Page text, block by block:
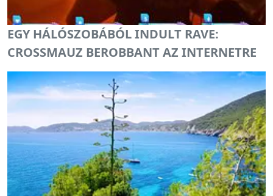
EGY HÁLÓSZOBÁBÓL INDULT RAVE:
CROSSMAUZ BEROBBANT AZ INTERNETRE